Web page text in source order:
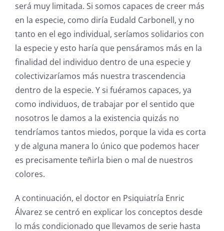
será muy limitada. Si somos capaces de creer más
en la especie, como diría Eudald Carbonell, y no
tanto en el ego individual, seríamos solidarios con
la especie y esto haría que pensáramos más en la
finalidad del individuo dentro de una especie y
colectivizaríamos más nuestra trascendencia
dentro de la especie. Y si fuéramos capaces, ya
como individuos, de trabajar por el sentido que
nosotros le damos a la existencia quizás no
tendríamos tantos miedos, porque la vida es corta
y de alguna manera lo único que podemos hacer
es precisamente teñirla bien o mal de nuestros
colores.
A continuación, el doctor en Psiquiatría Enric
Álvarez se centró en explicar los conceptos desde
lo más condicionado que llevamos de serie hasta